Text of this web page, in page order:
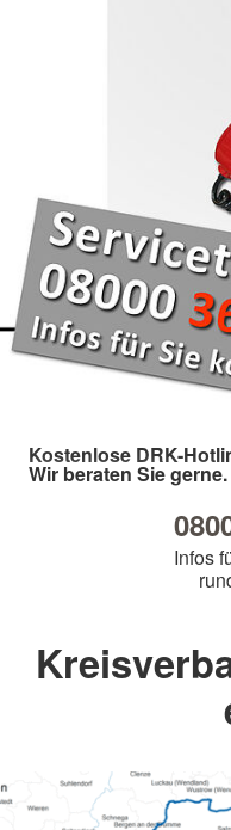
Kostenlose DRK-
Wir beraten Sie gerne.
Infos